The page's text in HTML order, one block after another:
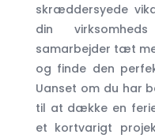
skræddersyede
din
samarbejder tæt
og finde den
Uanset om du har
til at dække en
et kortvarigt